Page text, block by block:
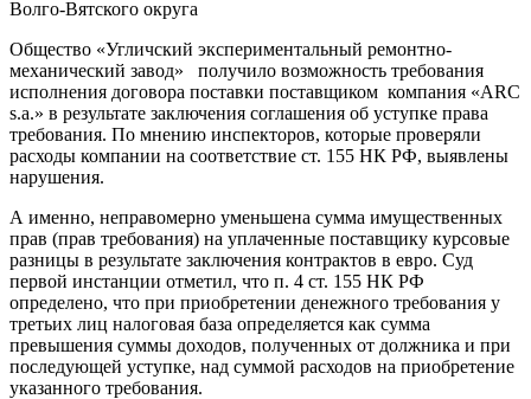
Волго-Вятского округа
Общество «Угличский экспериментальный ремонтно-
механический завод» получило возможность требования
исполнения договора поставки поставщиком компания «ARC
s.a.» в результате заключения соглашения об уступке права
требования. По мнению инспекторов, которые проверяли
расходы компании на соответствие ст. 155 НК РФ, выявлены
нарушения.
А именно, неправомерно уменьшена сумма имущественных
прав (прав требования) на уплаченные поставщику курсовые
разницы в результате заключения контрактов в евро. Суд
первой инстанции отметил, что п. 4 ст. 155 НК РФ
определено, что при приобретении денежного требования у
третьих лиц налоговая база определяется как сумма
превышения суммы доходов, полученных от должника и при
последующей уступке, над суммой расходов на приобретение
указанного требования.